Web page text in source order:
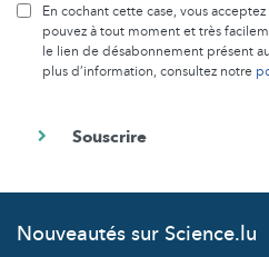
En cochant cette case, vous
pouvez à tout moment et très
le lien de désabonnement présent
plus d’information, consultez notre
Nouveautés sur Science.lu